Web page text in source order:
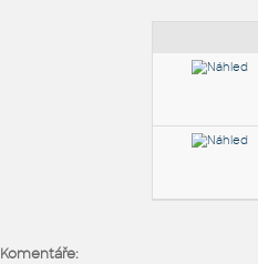
Komentáře: